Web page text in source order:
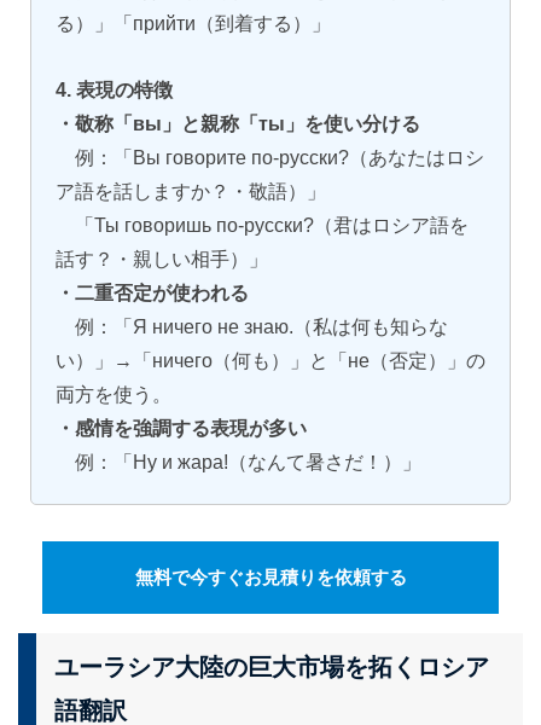
る）」「прийти（到着する）」
4. 表現の特徴
・敬称「вы」と親称「ты」を使い分ける
例：「Вы говорите по-русски?（あなたはロシ
ア語を話しますか？・敬語）」
「Ты говоришь по-русски?（君はロシア語を
話す？・親しい相手）」
・二重否定が使われる
例：「Я ничего не знаю.（私は何も知らな
い）」→「ничего（何も）」と「не（否定）」の
両方を使う。
・感情を強調する表現が多い
例：「Ну и жара!（なんて暑さだ！）」
無料で今すぐお見積りを依頼する
ユーラシア大陸の巨大市場を拓くロシア
語翻訳